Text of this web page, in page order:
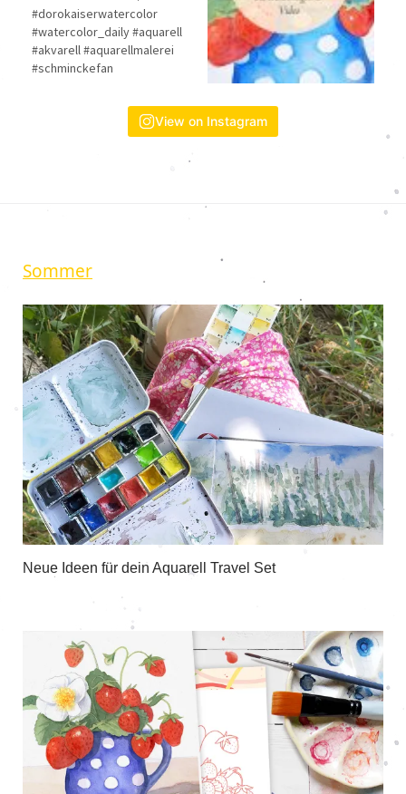
View on Instagram
Sommer
Neue Ideen für dein Aquarell Travel Set